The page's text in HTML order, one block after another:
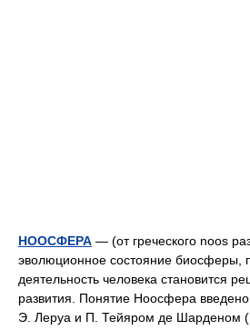
НООСФЕРА — (от греческого noos
эволюционное состояние биосферы,
деятельность человека становится
развития. Понятие Ноосфера
Э. Леруа и П. Тейяром де Шарденом